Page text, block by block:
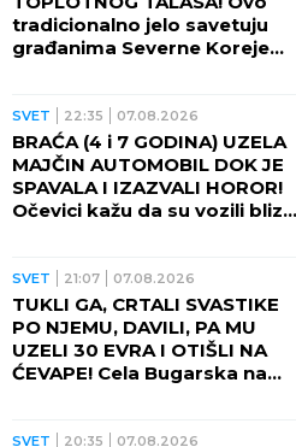
tradicionalno jelo savetuju
građanima Severne Koreje
SVET 22:35 07.08.2026
BRAĆA (4 i 7 GODINA) UZELA
MAJČIN AUTOMOBIL DOK JE
SPAVALA I IZAZVALI HOROR!
Očevici kažu da su vozili blizu
SVET 21:07 07.08.2026
TUKLI GA, CRTALI SVASTIKE
PO NJEMU, DAVILI, PA MU
UZELI 30 EVRA I OTIŠLI NA
ĆEVAPE! Cela Bugarska na
MALOLETNIKA, UVUKLI GA U
SVET 20:35 07.08.2026